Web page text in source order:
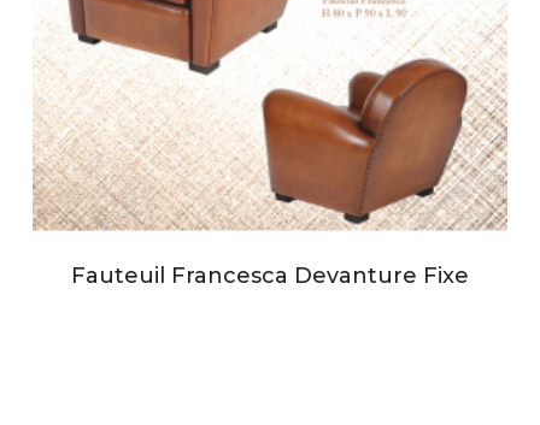
Fauteuil Francesca Devanture Fixe